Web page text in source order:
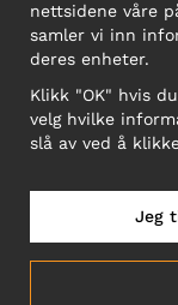
NB! Ikke bruk
nettsidene våre
samler vi inn
deres enheter.
Klikk "OK" hvis
velg hvilke
slå av ved å
Jeg